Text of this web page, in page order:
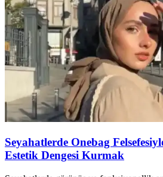
Seyahatlerde Onebag
Estetik Dengesi Kurmak